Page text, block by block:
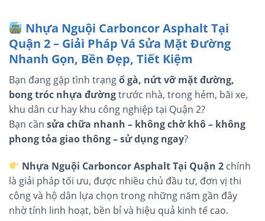
Nhựa Nguội Carboncor Asphalt Tại
Quận 2 – Giải Pháp Vá Sửa Mặt Đường
Nhanh Gọn, Bền Đẹp, Tiết Kiệm
Bạn đang gặp tình trạngổ gà, nứt vỡ mặt đường,
bong tróc nhựa đườngtrước nhà, trong hẻm, bãi xe,
khu dân cư hay khu công nghiệp tại Quận 2?
Bạn cần sửa chữa nhanh – không chờ khô – không
phong tỏa giao thông – sử dụng ngay?
Nhựa Nguội Carboncor Asphalt Tại Quận 2 chính
là giải pháp tối ưu, được nhiều chủ đầu tư, đơn vị thi
công và hộ dân lựa chọn trong những năm gần đây
nhờ tính linh hoạt, bền bỉ và hiệu quả kinh tế cao.